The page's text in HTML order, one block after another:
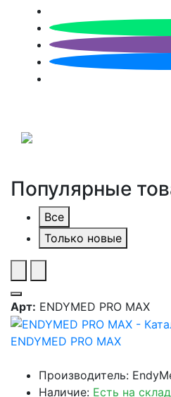
Популярные
Все
Только новые
Арт: ENDYMED PRO MAX
ENDYMED PRO MAX
Производитель:
Наличие: Есть на